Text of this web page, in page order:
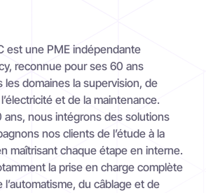
est une PME indépendante
reconnue pour ses 60 ans
les domaines la supervision, de
et de la maintenance.
ans, nous intégrons des solutions
nos clients de l’étude à la
maîtrisant chaque étape en interne.
la prise en charge complète
du câblage et de